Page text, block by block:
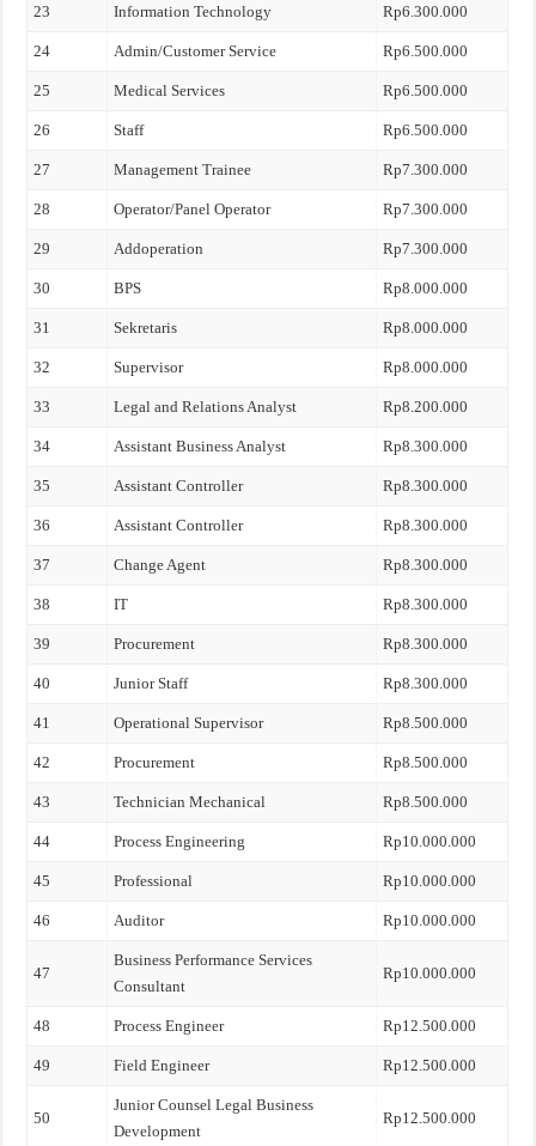
23 Information Technology Rp6.300.000
24 Admin/Customer Service Rp6.500.000
25 Medical Services Rp6.500.000
26 Staff Rp6.500.000
27 Management Trainee Rp7.300.000
28 Operator/Panel Operator Rp7.300.000
29 Addoperation Rp7.300.000
30 BPS Rp8.000.000
31 Sekretaris Rp8.000.000
32 Supervisor Rp8.000.000
33 Legal and Relations Analyst Rp8.200.000
34 Assistant Business Analyst Rp8.300.000
35 Assistant Controller Rp8.300.000
36 Assistant Controller Rp8.300.000
37 Change Agent Rp8.300.000
38 IT Rp8.300.000
39 Procurement Rp8.300.000
40 Junior Staff Rp8.300.000
41 Operational Supervisor Rp8.500.000
42 Procurement Rp8.500.000
43 Technician Mechanical Rp8.500.000
44 Process Engineering Rp10.000.000
45 Professional Rp10.000.000
46 Auditor Rp10.000.000
47
Business Performance Services
Consultant
Rp10.000.000
48 Process Engineer Rp12.500.000
49 Field Engineer Rp12.500.000
50
Junior Counsel Legal Business
Development
Rp12.500.000